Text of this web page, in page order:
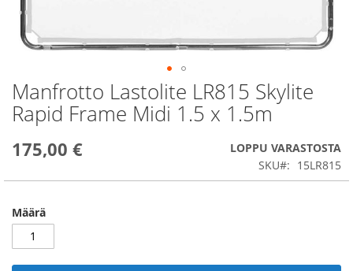
Manfrotto Lastolite LR815 Skylite
Rapid Frame Midi 1.5 x 1.5m
175,00 €
LOPPU VARASTOSTA
SKU
15LR815
Määrä
Skip
to
the
of